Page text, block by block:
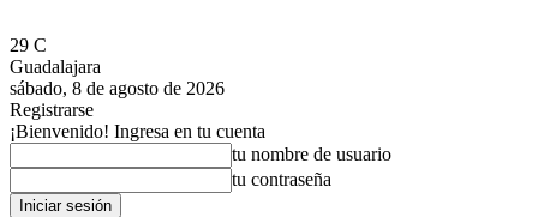
29 C
Guadalajara
sábado, 8 de agosto de 2026
Registrarse
¡Bienvenido! Ingresa en tu cuenta
tu nombre de usuario
tu contraseña